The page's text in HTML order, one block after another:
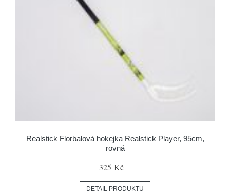
Realstick Florbalová hokejka Realstick Player, 95cm,
rovná
325 Kč
DETAIL PRODUKTU